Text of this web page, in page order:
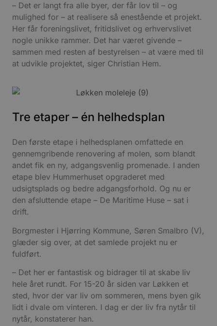
– Det er langt fra alle byer, der får lov til – og
mulighed for – at realisere så enestående et projekt.
Her får foreningslivet, fritidslivet og erhvervslivet
nogle unikke rammer. Det har været givende –
sammen med resten af bestyrelsen – at være med til
at udvikle projektet, siger Christian Hem.
Tre etaper – én helhedsplan
Den første etape i helhedsplanen omfattede en
gennemgribende renovering af molen, som blandt
andet fik en ny, adgangsvenlig promenade. I anden
etape blev Hummerhuset opgraderet med
udsigtsplads og bedre adgangsforhold. Og nu er
den afsluttende etape – De Maritime Huse – sat i
drift.
Borgmester i Hjørring Kommune, Søren Smalbro (V),
glæder sig over, at det samlede projekt nu er
fuldført.
– Det her er fantastisk og bidrager til at skabe liv
hele året rundt. For 15-20 år siden var Løkken et
sted, hvor der var liv om sommeren, mens byen gik
lidt i dvale om vinteren. I dag er der liv fra nytår til
nytår, konstaterer han.